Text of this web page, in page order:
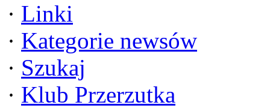
· Linki
· Kategorie newsów
· Szukaj
· Klub Przerzutka